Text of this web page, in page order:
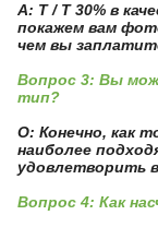
A: T / T 30% в
покажем вам
чем вы
Вопрос 3: Вы
тип?
О: Конечно, как
наиболее
удовлетворить
Вопрос 4: Как